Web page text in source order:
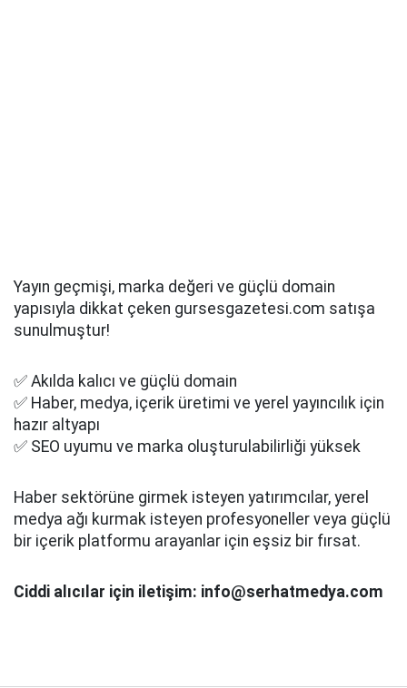
Yayın geçmişi, marka değeri ve güçlü domain
yapısıyla dikkat çeken gursesgazetesi.com satışa
sunulmuştur!
✅ Akılda kalıcı ve güçlü domain
✅ Haber, medya, içerik üretimi ve yerel yayıncılık için
hazır altyapı
✅ SEO uyumu ve marka oluşturulabilirliği yüksek
Haber sektörüne girmek isteyen yatırımcılar, yerel
medya ağı kurmak isteyen profesyoneller veya güçlü
bir içerik platformu arayanlar için eşsiz bir fırsat.
Ciddi alıcılar için iletişim: info@serhatmedya.com